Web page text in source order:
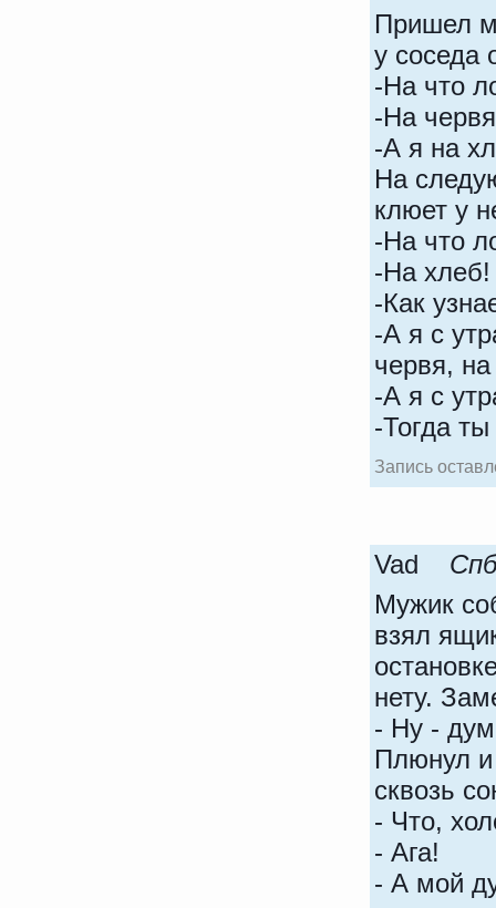
Пришел
у соседа
-На что
-На
-А я на
На
клюет у
-На что
-На
-Как
-А я с
червя,
-А я с
-Тогда
Запись
Vad
Мужик
взял
нету.
- Ну -
Плюнул
сквозь
- Что,
- Ага!
- А мой